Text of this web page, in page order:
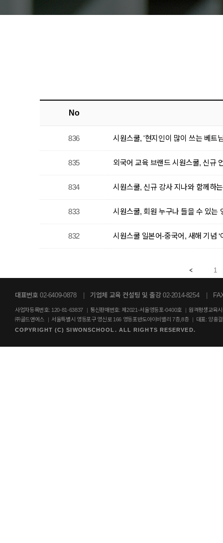
No
836 시원스쿨, '현지인이 많이 쓰는 베트
835 외국어 교육 브랜드 시원스쿨, 신규
834 시원스쿨, 신규 강사 지나와 함께하
833 시원스쿨, 회원 누구나 들을 수 있는
832 시원스쿨 일본어-중국어, 새해 기념
1
대표번호 02-6409-0878 기업체 교육 컨설팅 및 출강 02-2014-8254
사업자등록번호: 120-81-63837 | 통신판매번호: 제2021-서울영등포-0400호 | 원격평생교육
㈜골드앤에스
| 서울특별시 영등포구 영신로 166 영등포반도아이비밸리 7층,8층 | 대표: 양홍
COPYRIGHT (C) SIWONSCHOOL. ALL RIGHTS RESERVED.